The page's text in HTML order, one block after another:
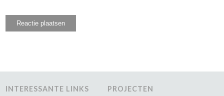
INTERESSANTE LINKS PROJECTEN